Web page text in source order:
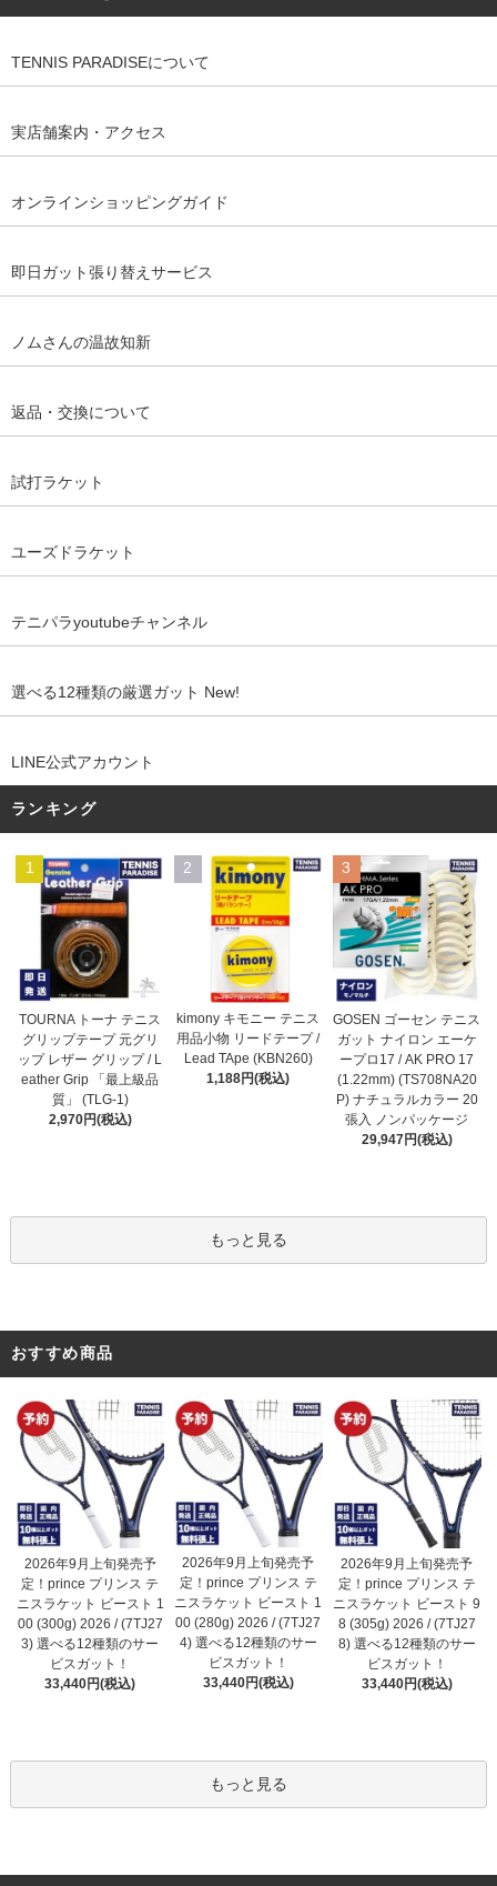
TENNIS PARADISEについて
実店舗案内・アクセス
オンラインショッピングガイド
即日ガット張り替えサービス
ノムさんの温故知新
返品・交換について
試打ラケット
ユーズドラケット
テニパラyoutubeチャンネル
選べる12種類の厳選ガット New!
LINE公式アカウント
ランキング
1
TOURNA トーナ テニス
グリップテープ 元グリ
ップ レザー グリップ / L
eather Grip 「最上級品
質」 (TLG-1)
2,970円(税込)
2
kimony キモニー テニス
用品小物 リードテープ /
Lead TApe (KBN260)
1,188円(税込)
3
GOSEN ゴーセン テニス
ガット ナイロン エーケ
ープロ17 / AK PRO 17
(1.22mm) (TS708NA20
P) ナチュラルカラー 20
張入 ノンパッケージ
29,947円(税込)
もっと見る
おすすめ商品
2026年9月上旬発売予
定！prince プリンス テ
ニスラケット ビースト 1
00 (300g) 2026 / (7TJ27
3) 選べる12種類のサー
ビスガット！
33,440円(税込)
2026年9月上旬発売予
定！prince プリンス テ
ニスラケット ビースト 1
00 (280g) 2026 / (7TJ27
4) 選べる12種類のサー
ビスガット！
33,440円(税込)
2026年9月上旬発売予
定！prince プリンス テ
ニスラケット ビースト 9
8 (305g) 2026 / (7TJ27
8) 選べる12種類のサー
ビスガット！
33,440円(税込)
もっと見る